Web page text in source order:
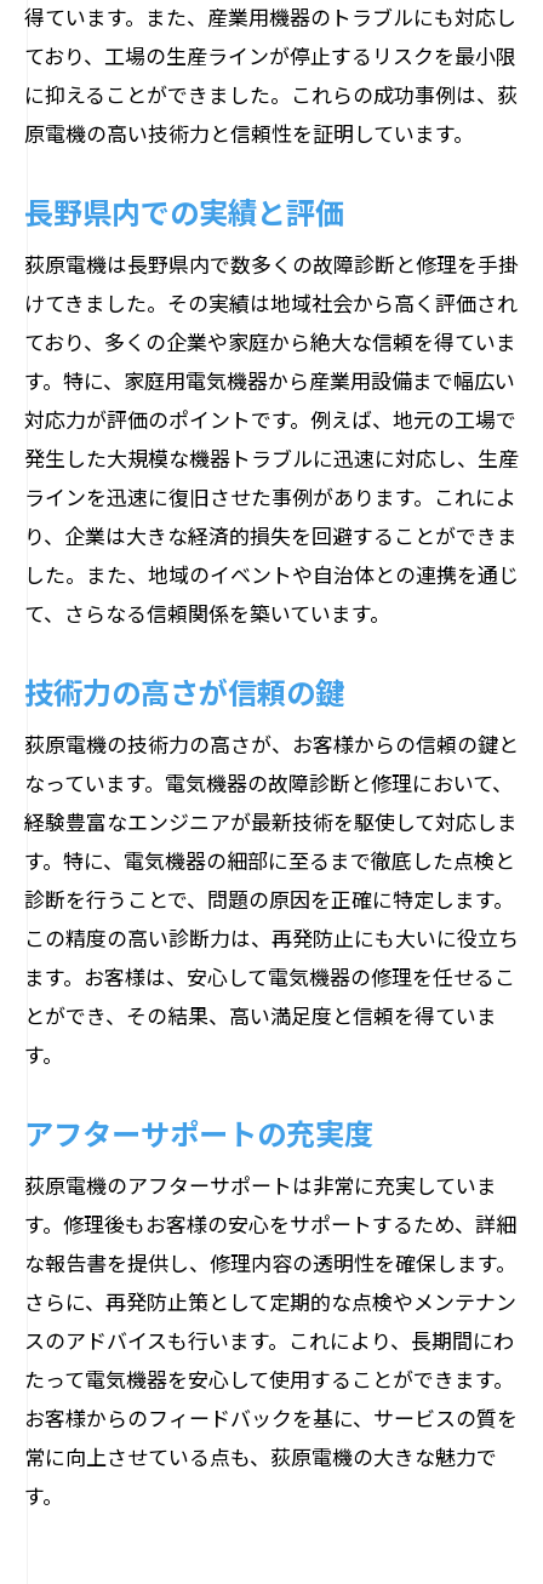
得ています。また、産業用機器のトラブルにも対応し
ており、工場の生産ラインが停止するリスクを最小限
に抑えることができました。これらの成功事例は、荻
原電機の高い技術力と信頼性を証明しています。
長野県内での実績と評価
荻原電機は長野県内で数多くの故障診断と修理を手掛
けてきました。その実績は地域社会から高く評価され
ており、多くの企業や家庭から絶大な信頼を得ていま
す。特に、家庭用電気機器から産業用設備まで幅広い
対応力が評価のポイントです。例えば、地元の工場で
発生した大規模な機器トラブルに迅速に対応し、生産
ラインを迅速に復旧させた事例があります。これによ
り、企業は大きな経済的損失を回避することができま
した。また、地域のイベントや自治体との連携を通じ
て、さらなる信頼関係を築いています。
技術力の高さが信頼の鍵
荻原電機の技術力の高さが、お客様からの信頼の鍵と
なっています。電気機器の故障診断と修理において、
経験豊富なエンジニアが最新技術を駆使して対応しま
す。特に、電気機器の細部に至るまで徹底した点検と
診断を行うことで、問題の原因を正確に特定します。
この精度の高い診断力は、再発防止にも大いに役立ち
ます。お客様は、安心して電気機器の修理を任せるこ
とができ、その結果、高い満足度と信頼を得ていま
す。
アフターサポートの充実度
荻原電機のアフターサポートは非常に充実していま
す。修理後もお客様の安心をサポートするため、詳細
な報告書を提供し、修理内容の透明性を確保します。
さらに、再発防止策として定期的な点検やメンテナン
スのアドバイスも行います。これにより、長期間にわ
たって電気機器を安心して使用することができます。
お客様からのフィードバックを基に、サービスの質を
常に向上させている点も、荻原電機の大きな魅力で
す。